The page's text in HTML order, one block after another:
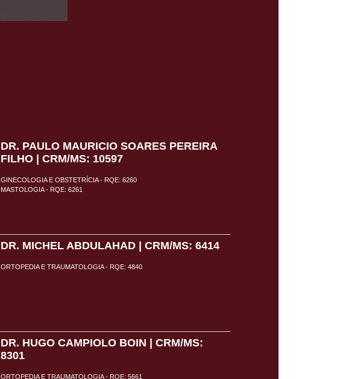
DR. PAULO MAURICIO SOARES PEREIRA
FILHO | CRM/MS: 10597
GINECOLOGIA E OBSTETRÍCIA - RQE: 6260
MASTOLOGIA - RQE: 6261
DR. MICHEL ABDULAHAD | CRM/MS: 6414
ORTOPEDIA E TRAUMATOLOGIA - RQE: 4840
DR. HUGO CAMPIOLO BOIN | CRM/MS:
8301
ORTOPEDIA E TRAUMATOLOGIA - RQE: 5661